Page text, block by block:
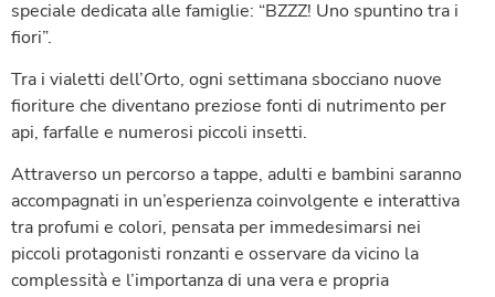
speciale dedicata alle famiglie: “BZZZ! Uno spuntino tra i
fiori”.
Tra i vialetti dell’Orto, ogni settimana sbocciano nuove
fioriture che diventano preziose fonti di nutrimento per
api, farfalle e numerosi piccoli insetti.
Attraverso un percorso a tappe, adulti e bambini saranno
accompagnati in un’esperienza coinvolgente e interattiva
tra profumi e colori, pensata per immedesimarsi nei
piccoli protagonisti ronzanti e osservare da vicino la
complessità e l’importanza di una vera e propria